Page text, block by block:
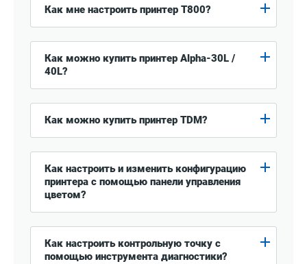
Как мне настроить принтер T800?
Как можно купить принтер Alpha-30L /
40L?
Как можно купить принтер TDM?
Как настроить и изменить конфигурацию
принтера с помощью панели управления
цветом?
Как настроить контрольную точку с
помощью инструмента диагностики?